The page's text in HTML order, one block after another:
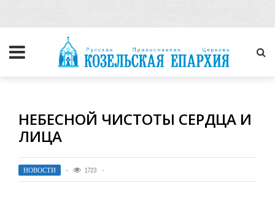
НЕБЕСНОЙ ЧИСТОТЫ СЕРДЦА И
ЛИЦА
НОВОСТИ 1723